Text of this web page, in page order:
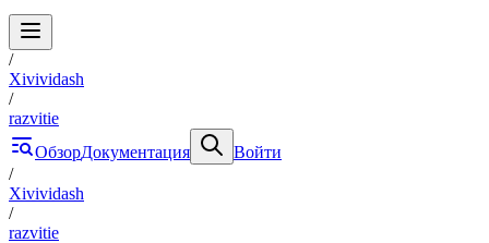
/
Xivividash
/
razvitie
ОбзорДокументация
Войти
/
Xivividash
/
razvitie